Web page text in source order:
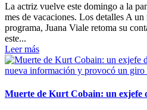
La actriz vuelve este domingo a la
mes de vacaciones. Los detalles A
programa, Juana Viale retoma su
este...
Leer más
Muerte de Kurt Cobain: un exjefe